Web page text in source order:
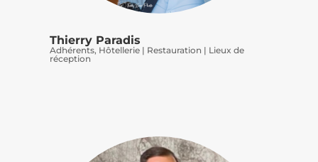
Thierry Paradis
Adhérents, Hôtellerie | Restauration | Lieux de
réception